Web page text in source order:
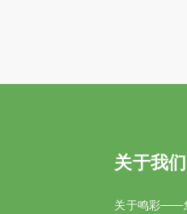
关于我们
关于鸣彩——